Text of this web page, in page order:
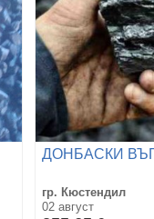
ДОНБАСКИ
гр. Кюстендил
02 август